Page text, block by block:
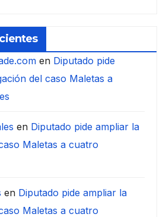
en Diputado pide
del caso Maletas a
en Diputado pide ampliar la
Maletas a cuatro
en Diputado pide ampliar la
Maletas a cuatro